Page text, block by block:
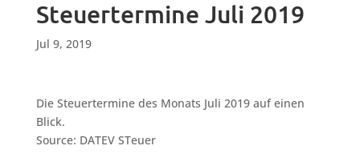
Steuertermine Juli 2019
Jul 9, 2019
Die Steuertermine des Monats Juli 2019 auf einen
Blick.
Source: DATEV STeuer